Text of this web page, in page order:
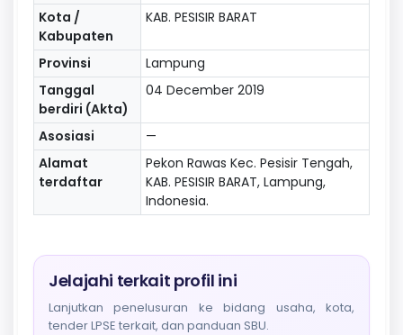
Kota /
Kabupaten
KAB. PESISIR BARAT
Provinsi
Lampung
Tanggal
berdiri (Akta)
04 December 2019
Asosiasi
—
Alamat
terdaftar
Pekon Rawas Kec. Pesisir Tengah,
KAB. PESISIR BARAT, Lampung,
Indonesia.
Jelajahi terkait profil ini
Lanjutkan penelusuran ke bidang usaha, kota,
tender LPSE terkait, dan panduan SBU.